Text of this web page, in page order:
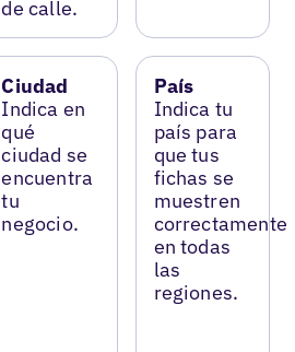
de calle.
Ciudad
Indica en
qué
ciudad se
encuentra
tu
negocio.
País
Indica tu
país para
que tus
fichas se
muestren
correctamente
en todas
las
regiones.